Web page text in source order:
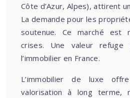
Côte d’Azur, Alpes), attirent
La demande pour les
soutenue. Ce marché est
crises. Une valeur refuge
l’immobilier en France.
L’immobilier de luxe
valorisation à long terme,